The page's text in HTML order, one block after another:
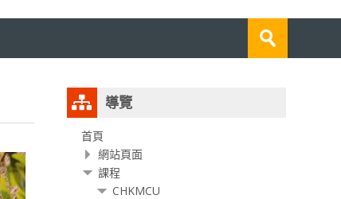
入
課
送
出
過
導覽
首頁
網站頁面
課程
CHKMCU